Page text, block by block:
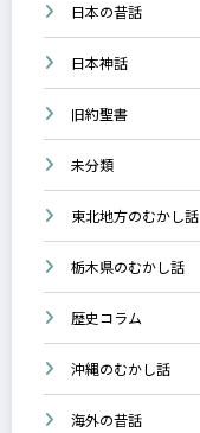
日本の昔話
日本神話
旧約聖書
未分類
東北地方のむかし話
栃木県のむかし話
歴史コラム
沖縄のむかし話
海外の昔話